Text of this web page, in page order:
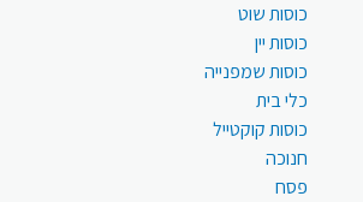
כוסות שוט
כוסות יין
כוסות שמפנייה
כלי בית
כוסות קוקטייל
חנוכה
פסח